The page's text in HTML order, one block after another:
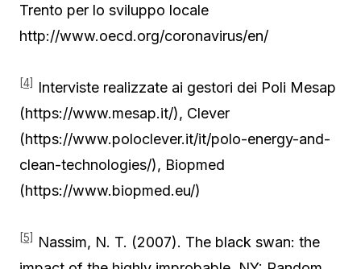
Trento per lo sviluppo locale
http://www.oecd.org/coronavirus/en/
[4]
Interviste realizzate ai gestori dei Poli Mesap
(https://www.mesap.it/), Clever
(https://www.poloclever.it/it/polo-energy-and-
clean-technologies/), Biopmed
(https://www.biopmed.eu/)
[5]
Nassim, N. T. (2007). The black swan: the